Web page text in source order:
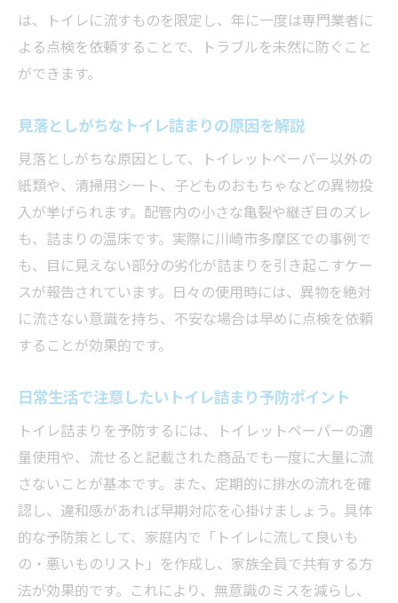
は、トイレに流すものを限定し、年に一度は専門業者に
よる点検を依頼することで、トラブルを未然に防ぐこと
ができます。
見落としがちなトイレ詰まりの原因を解説
見落としがちな原因として、トイレットペーパー以外の
紙類や、清掃用シート、子どものおもちゃなどの異物投
入が挙げられます。配管内の小さな亀裂や継ぎ目のズレ
も、詰まりの温床です。実際に川崎市多摩区での事例で
も、目に見えない部分の劣化が詰まりを引き起こすケー
スが報告されています。日々の使用時には、異物を絶対
に流さない意識を持ち、不安な場合は早めに点検を依頼
することが効果的です。
日常生活で注意したいトイレ詰まり予防ポイント
トイレ詰まりを予防するには、トイレットペーパーの適
量使用や、流せると記載された商品でも一度に大量に流
さないことが基本です。また、定期的に排水の流れを確
認し、違和感があれば早期対応を心掛けましょう。具体
的な予防策として、家庭内で「トイレに流して良いも
の・悪いものリスト」を作成し、家族全員で共有する方
法が効果的です。これにより、無意識のミスを減らし、